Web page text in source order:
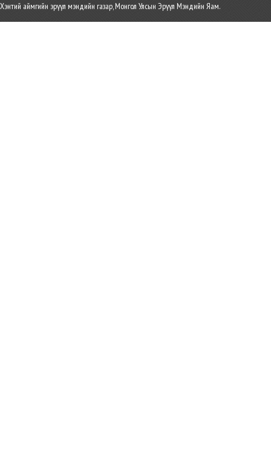
Хэнтий аймгийн эрүүл мэндийн газар, Монгол Улсын Эрүүл Мэндийн Яам.